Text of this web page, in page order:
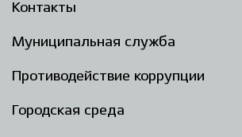
Контакты
Муниципальная служба
Противодействие коррупции
Городская среда